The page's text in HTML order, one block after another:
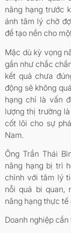
nâng hạng trước
ánh tâm lý chờ
để tạo nền cho
Mặc dù kỳ vọng
gần như chắc
kết quả chưa
động sẽ không
hạng chỉ là vấn
lượng thị trường
cốt lõi cho sự
Nam.
Ông Trần Thái
nâng hạng bị trì
chỉnh với tâm lý
nỗi quá bi quan,
nâng hạng thực
Doanh nghiệp